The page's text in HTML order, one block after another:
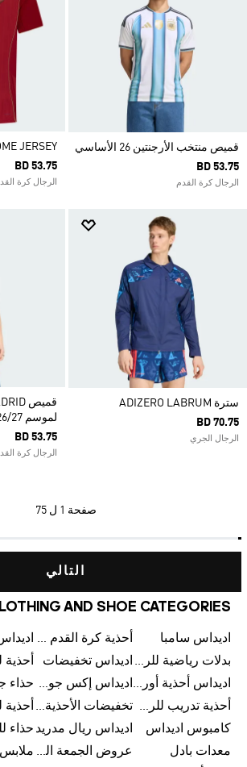
قميص منتخب الأرجنتين 26 الأساسي
BD 53.75
الرجال كرة القدم
JERSEY
BD 53.75
الرجال كرة
سترة ADIZERO LABRUM
BD 70.75
الرجال الجري
لموسم 26/27
BD 53.75
الرجال كرة
صفحة 1 ل 75
التالي
AND SHOE CATEGORIES
اديداس سامبا أحذية كرة القدم للرجال
بدلات رياضية للرجال اديداس تخفيضات
أحذية
اديداس أحذية أورجينالز
اديداس إكس جود بيلينغهام حذاء
أحذية تدريب للرجال
تخفيضات الأحذية للرجال
كامبوس اديداس
اديداس ريال مدريد حذاء
معدات بادل
عروض الجمعة البيضاء للرجال ملابس